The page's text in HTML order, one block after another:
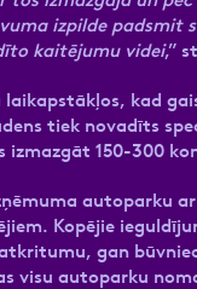
izpilde
kaitējumu videi,”
kad
tiek novadīts
izmazgāt 150-300
autoparku
Kopējie
gan
visu autoparku